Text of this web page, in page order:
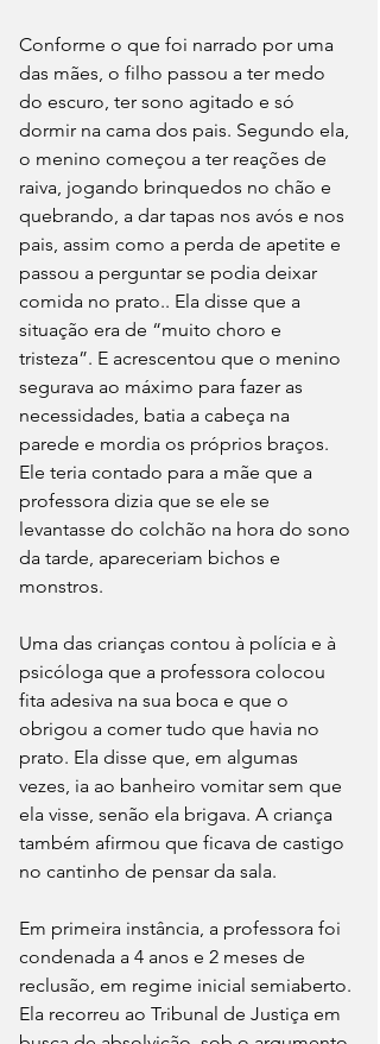
Conforme o que foi narrado por uma
das mães, o filho passou a ter medo
do escuro, ter sono agitado e só
dormir na cama dos pais. Segundo ela,
o menino começou a ter reações de
raiva, jogando brinquedos no chão e
quebrando, a dar tapas nos avós e nos
pais, assim como a perda de apetite e
passou a perguntar se podia deixar
comida no prato.. Ela disse que a
situação era de “muito choro e
tristeza”. E acrescentou que o menino
segurava ao máximo para fazer as
necessidades, batia a cabeça na
parede e mordia os próprios braços.
Ele teria contado para a mãe que a
professora dizia que se ele se
levantasse do colchão na hora do sono
da tarde, apareceriam bichos e
monstros.
Uma das crianças contou à polícia e à
psicóloga que a professora colocou
fita adesiva na sua boca e que o
obrigou a comer tudo que havia no
prato. Ela disse que, em algumas
vezes, ia ao banheiro vomitar sem que
ela visse, senão ela brigava. A criança
também afirmou que ficava de castigo
no cantinho de pensar da sala.
Em primeira instância, a professora foi
condenada a 4 anos e 2 meses de
reclusão, em regime inicial semiaberto.
Ela recorreu ao Tribunal de Justiça em